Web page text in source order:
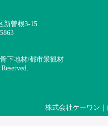
新曽根3-15
下地材/都市景観材
株式会社ケーワン